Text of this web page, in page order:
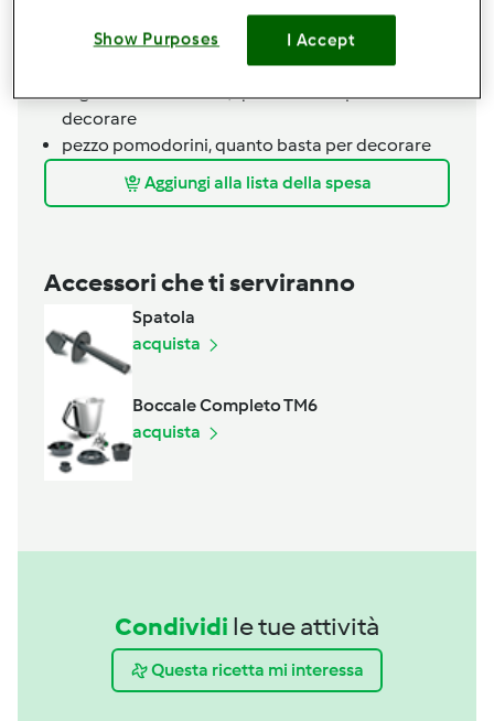
lievito in polvere,meglio per torte
salate
decorare
pezzo pomodorini,quanto basta per decorare
Aggiungi alla lista della spesa
Accessori che ti serviranno
Spatola
acquista
Boccale Completo TM6
acquista
Condividi le tue attività
Questa ricetta mi interessa
Show Purposes I Accept